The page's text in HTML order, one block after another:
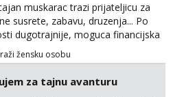
muskarac trazi prijateljicu za
susrete, zabavu, druzenja... Po
dugotrajnije, moguca financijska
žensku osobu
za tajnu avanturu